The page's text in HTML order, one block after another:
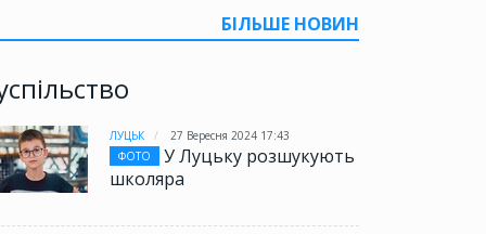
БІЛЬШЕ НОВИН
ЛУЦЬК
27 Вересня 2024 17:43
ФОТО
У Луцьку розшукують
школяра